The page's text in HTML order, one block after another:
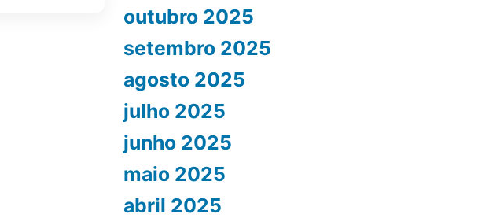
outubro 2025
setembro 2025
agosto 2025
julho 2025
junho 2025
maio 2025
abril 2025